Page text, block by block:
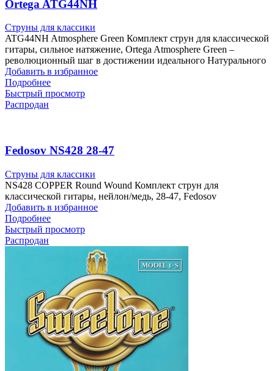
Ortega ATG44NH
Струны для классики
ATG44NH Atmosphere Green Комплект струн для классической
гитары, сильное натяжение, Ortega Atmosphere Green –
революционный шаг в достижении идеального Натурального
Добавить в избранное
Подробнее
Быстрый просмотр
Распродан
Fedosov NS428 28-47
Струны для классики
NS428 COPPER Round Wound Комплект струн для
классической гитары, нейлон/медь, 28-47, Fedosov
Добавить в избранное
Подробнее
Быстрый просмотр
Распродан